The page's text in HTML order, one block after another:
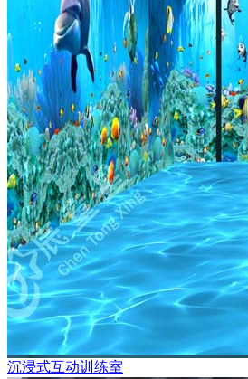
沉浸式互动训练室